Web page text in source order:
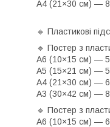
A4 (21×30 см) —
🔹 Пластикові
🔹 Постер з
A6 (10×15 см) —
A5 (15×21 см) —
A4 (21×30 см) —
A3 (30×42 см) —
🔹 Постер з
A6 (10×15 см) —